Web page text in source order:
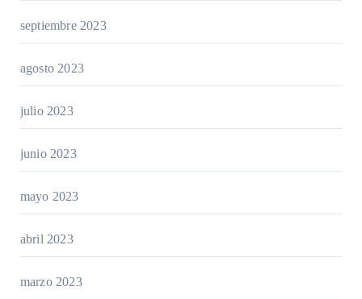
septiembre 2023
agosto 2023
julio 2023
junio 2023
mayo 2023
abril 2023
marzo 2023